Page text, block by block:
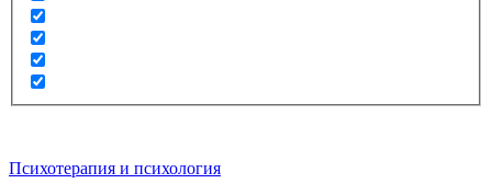
Психотерапия и психология